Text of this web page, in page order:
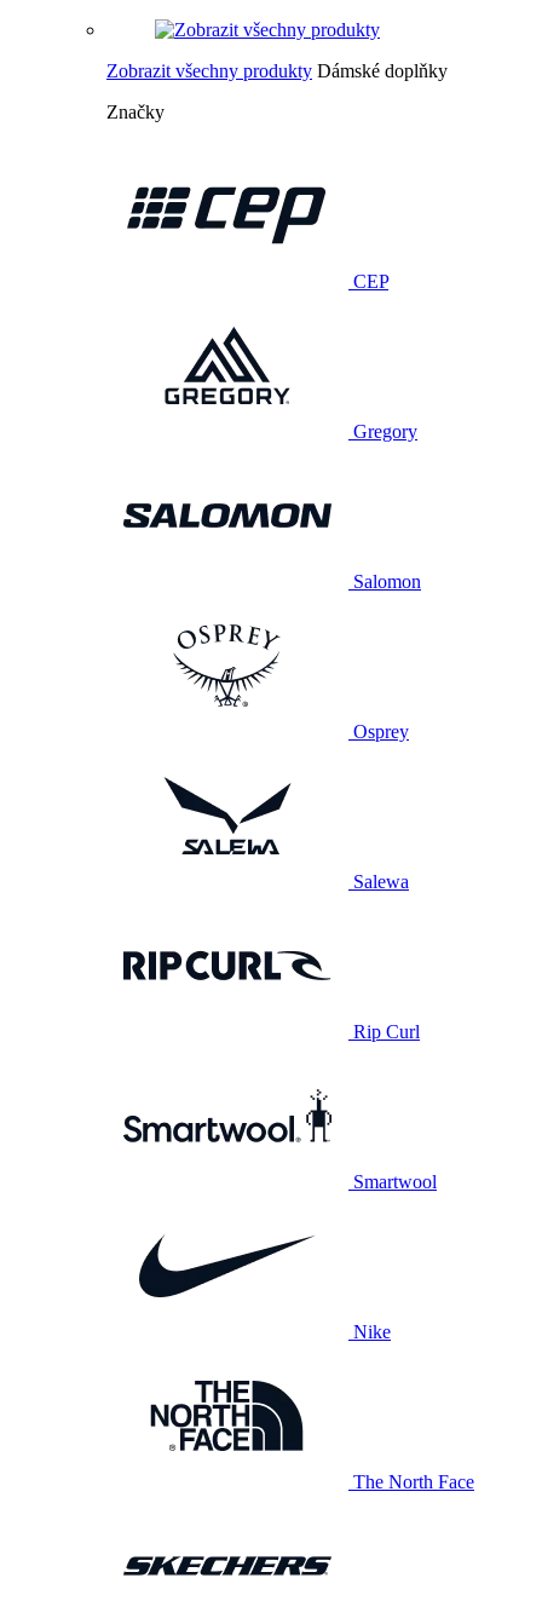
Zobrazit všechny produkty Dámské doplňky
Značky
CEP
Gregory
Salomon
Osprey
Salewa
Rip Curl
Smartwool
Nike
The North Face